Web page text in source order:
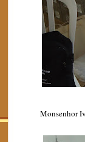
Monsenhor